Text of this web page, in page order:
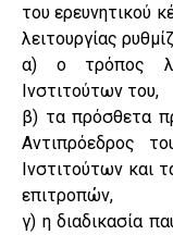
του ερευνητικού
λειτουργίας
α) ο τρόπος
Ινστιτούτων του,
β) τα πρόσθετα
Αντιπρόεδρος
Ινστιτούτων και
επιτροπών,
γ) η διαδικασία